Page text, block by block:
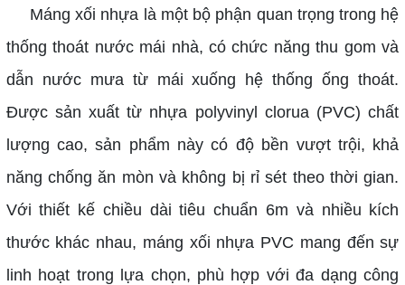
Máng xối nhựa là một bộ phận quan trọng trong hệ
thống thoát nước mái nhà, có chức năng thu gom và
dẫn nước mưa từ mái xuống hệ thống ống thoát.
Được sản xuất từ nhựa polyvinyl clorua (PVC) chất
lượng cao, sản phẩm này có độ bền vượt trội, khả
năng chống ăn mòn và không bị rỉ sét theo thời gian.
Với thiết kế chiều dài tiêu chuẩn 6m và nhiều kích
thước khác nhau, máng xối nhựa PVC mang đến sự
linh hoạt trong lựa chọn, phù hợp với đa dạng công